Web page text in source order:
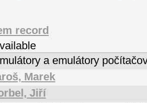
record
a emulátory
Marek
Jiří